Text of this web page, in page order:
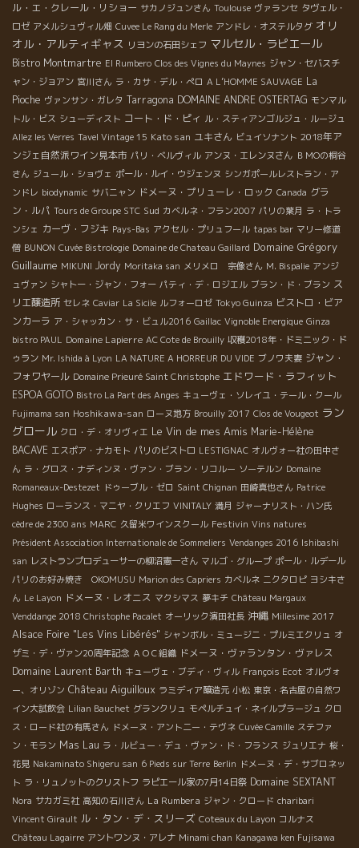
ル・エ・クレール・リショー サカノジュンさん Toulouse ヴァランセ タヴェル・
ロゼ アメルシュヴィル畑 Cuvee Le Rang du Merle アンドレ・オステルタグ オリ
オル・アルティギャス リヨンの石田シェフ マルセル・ラピエール
Bistro Montmartre El Rumbero Clos des Vignes du Maynes ジャン・セバスチ
ャン・ジョアン 宮川さん ラ・カサ・デル・ぺロ A L’HOMME SAUVAGE La
Pioche ヴァンサン・ガレタ Tarragona DOMAINE ANDRE OSTERTAG モンマル
トル・ビス シューディスト コート・ド・ピィ ル・スティアンゴルジュ・ルージュ
Allez les Verres Tavel Vintage 15 Kato san ユキさん ビュイソナント 2018年ア
ンジェ自然派ワイン見本市 パリ・ベルヴィル アンヌ・エレンヌさん ＢＭОの桐谷
さん ジュール・ショヴェ ポール・ルイ・ウジェンヌ シンガポールレストラン・ア
ンドレ biodynamic サバニャン ドメーヌ・プリューレ・ロック Canada グラ
ン・ルパ Tours de Groupe STC Sud カベルネ・フラン2007 パリの葉月 ラ・トラ
ンシェ カーヴ・フジキ Pays-Bas アクセル・プリュフール tapas bar マリー修道
僧 BUNON Cuvée Bistrologie Domaine de Chateau Gaillard Domaine Grégory
Guillaume MIKUNI Jordy Moritaka san メリメロ 宗像さん M. Bispalie アンジ
ュヴァン シャトー・ジャン・フォー パティ・デ・ロジエル ブラン・ド・ブラン ス
リエ醸造所 セレネ Caviar La Sicile ルフォーロゼ Tokyo Guinza ビストロ・ビア
ンカーラ ア・シャッカン・サ・ビュル2016 Gaillac Vignoble Energique Ginza
bistro PAUL Domaine Lapierre AC Cote de Brouilly 収穫2018年・ドミニック・ド
ゥラン Mr. Ishida à Lyon LA NATURE A HORREUR DU VIDE ブノワ夫妻 ジャン・
フォワヤール Domaine Prieuré Saint Christophe エドワード・ラフィット
ESPOA GOTO Bistro La Part des Anges キューヴェ・ソレイユ・テール・クール
Fujimama san Hoshikawa-san ローヌ地方 Brouilly 2017 Clos de Vougeot ラン
グロール クロ・デ・オリヴィエ Le Vin de mes Amis Marie-Hélène
BACAVE エスポア・ナカモト パリのビストロ LESTIGNAC オルヴォー社の田中さ
ん ラ・グロス・ナディンヌ・ヴァン・ブラン・リコルー ソーテルン Domaine
Romaneaux-Destezet ドゥーブル・ゼロ Saint Chignan 田崎真也さん Patrice
Hughes ローランス・マニヤ・クリエフ VINITALY 満月 ジャーナリスト・ハン氏
cèdre de 2300 ans MARC 久留米ワインスクール Festivin Vins natures
Président Association Internationale de Sommeliers Vendanges 2016 Ishibashi
san レストランプロデューサーの柳沼憲一さん マルゴ・グループ ポール・ルデール
パリのお好み焼き OKOMUSU Marion des Capriers カベルネ ニクタロピ ヨシキさ
ん Le Layon ドメーヌ・レオニス マクシマス 夢キチ Château Margaux
Venddange 2018 Christophe Pacalet オーリック濱田社長 沖縄 Millesime 2017
Alsace Foire "Les Vins Libérés" シャンボル・ミュージニ・プルミエクリュ オ
ザミ・デ・ヴァン20周年記念 ＡＯＣ組織 ドメーヌ・ヴァランタン・ヴァレス
Domaine Laurent Barth キューヴェ・ブディ・ヴィル François Ecot オルヴォ
ー、オリゾン Château Aiguilloux ラミディア醸造元 小松 東京・名古屋の自然ワ
イン大試飲会 Lilian Bauchet グランクリュ モペルチュイ・ネイルプラージュ クロ
ス・ロード社の有馬さん ドメーヌ・アント二ー・テヴネ Cuvée Camille ステファ
ン・モラン Mas Lau ラ・ルビュー・デュ・ヴァン・ド・フランス ジュリエナ 桜・
花見 Nakaminato Shigeru san 6 Pieds sur Terre Berlin ドメーヌ・デ・サブロネッ
ト ラ・リュノットのクリストフ ラピエール家の7月14日祭 Domaine SEXTANT
Nora サカガミ社 高知の石川さん La Rumbera ジャン・クロード charibari
Vincent Girault ル・タン・デ・スリーズ Coteaux du Layon コルナス
Château Lagairre アントワンヌ・アレナ Minami chan Kanagawa ken Fujisawa